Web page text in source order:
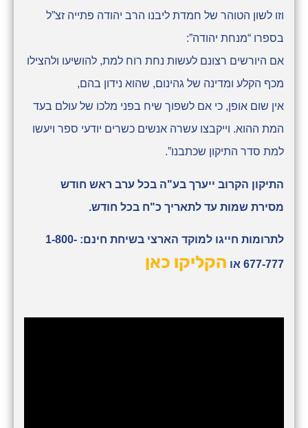
וזו לשון הטוהר של חמדת ליבנו הרב יהודה פתייה זצ”ל
בספרו “מנחת יהודה”:
אם היורשים רצונם לעשות נחת רוח למת, להושיעו ולהצילו
מכף הקלע ומדינה של גהינום, שהוא נידון בהם,
אין שום אופן, כי אם לשפוך שיח בפני מלכו של עולם בעד
המת ההוא. וייקבצו עשרה אנשים כשרים יודעי ספר ויעשו
למת סדר התיקון שכתבנו”.
התיקון הקרוב ייערך בע"ה בכל ערב ראש חודש
מסירת שמות עד לתאריך כ"ח בכל חודש.
לתרומות חייגו למוקד הארצי בשיחת חינם: 1-800-
677-777 או הקליקו כאן